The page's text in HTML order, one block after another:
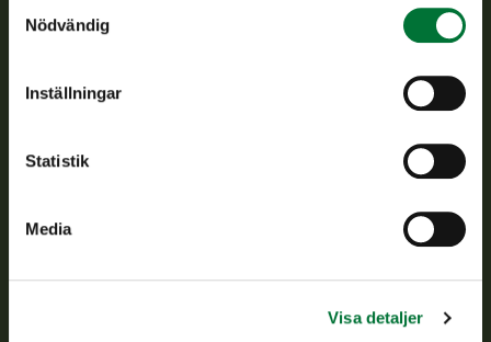
Nödvändig
Inställningar
Statistik
Media
Visa detaljer
Finlands viltcentral främjar en hållbar vilthushållning, stöder
jaktvårdsföreningarnas verksamhet, ser till att viltpolitiken